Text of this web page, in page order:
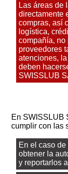
Las áreas de
directamente
compras, así
logística,
compañía, no
proveedores
atenciones,
deben
SWISSLUB
En SWISSLUB
cumplir con las
En el caso
obtener la
y reportarlos